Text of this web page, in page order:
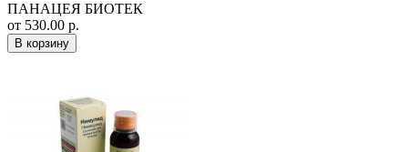
ПАНАЦЕЯ БИОТЕК
от 530.00 р.
В корзину